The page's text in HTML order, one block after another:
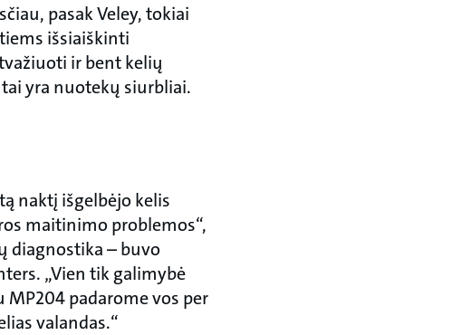
pasak Veley, tokiai
išsiaiškinti
ir bent kelių
yra nuotekų siurbliai.
naktį išgelbėjo kelis
maitinimo problemos“,
diagnostika – buvo
„Vien tik galimybė
padarome vos per
valandas.“